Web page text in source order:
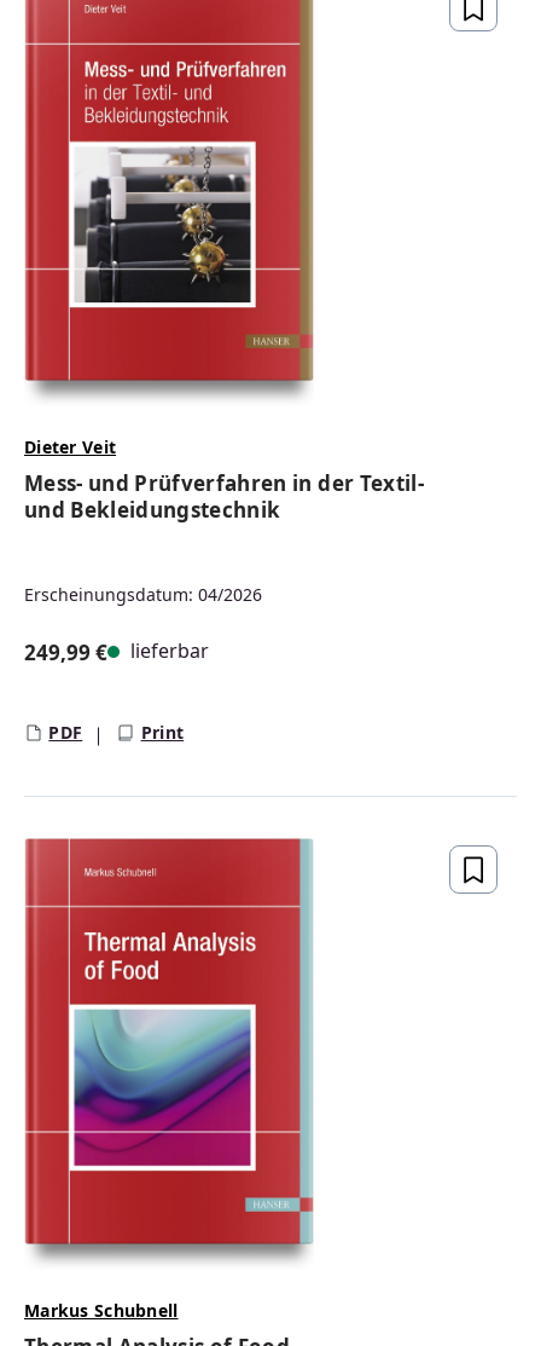
Dieter Veit
Mess- und Prüfverfahren in der Textil-
und Bekleidungstechnik
Erscheinungsdatum: 04/2026
249,99 € lieferbar
PDF Print
Markus Schubnell